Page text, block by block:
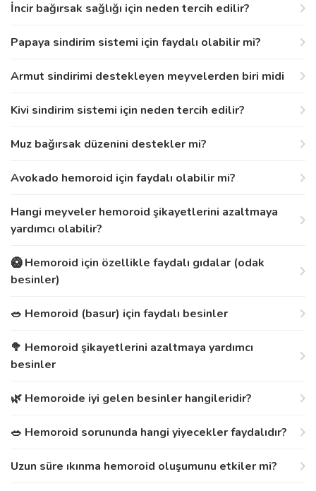
İncir bağırsak sağlığı için neden tercih edilir?
Papaya sindirim sistemi için faydalı olabilir mi?
Armut sindirimi destekleyen meyvelerden biri midi
Kivi sindirim sistemi için neden tercih edilir?
Muz bağırsak düzenini destekler mi?
Avokado hemoroid için faydalı olabilir mi?
Hangi meyveler hemoroid şikayetlerini azaltmaya
yardımcı olabilir?
🥝 Hemoroid için özellikle faydalı gıdalar (odak
besinler)
🥗 Hemoroid (basur) için faydalı besinler
🥦 Hemoroid şikayetlerini azaltmaya yardımcı
besinler
🌿 Hemoroide iyi gelen besinler hangileridir?
🥗 Hemoroid sorununda hangi yiyecekler faydalıdır?
Uzun süre ıkınma hemoroid oluşumunu etkiler mi?